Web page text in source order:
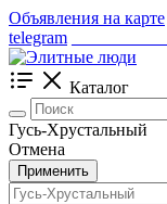
Объявления на карте
telegram
Каталог
Гусь-Хрустальный
Отмена
Применить